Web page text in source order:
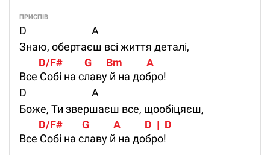
ПРИСПІВ
D А
Знаю, обертаєш всі життя деталі,
D/F#         G      Bm          A
Все Собі на славу й на добро!
D А
Боже, Ти звершаєш все, щообіцяєш,
D/F#        G          A          D  |  D
Все Собі на славу й на добро!